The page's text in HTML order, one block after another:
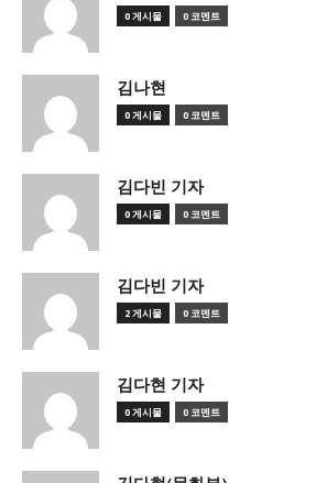
0 게시물 0 코멘트
김나현
0 게시물 0 코멘트
김다빈 기자
0 게시물 0 코멘트
김다빈 기자
2 게시물 0 코멘트
김다현 기자
0 게시물 0 코멘트